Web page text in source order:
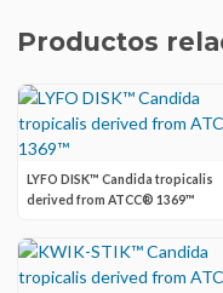
Productos
LYFO DISK™ Candida tropicalis
derived from ATCC® 1369™